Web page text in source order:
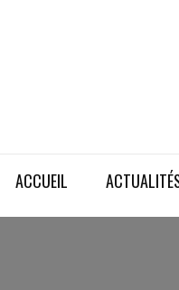
ACCUEIL